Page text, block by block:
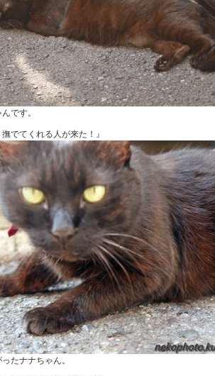
です。
撫でてくれる人が来た！』
たナナちゃん。